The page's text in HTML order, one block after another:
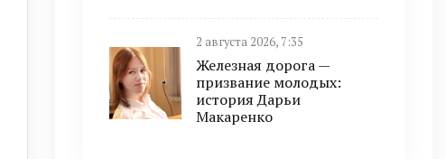
2 августа 2026, 7:35
Железная дорога —
призвание молодых:
история Дарьи
Макаренко